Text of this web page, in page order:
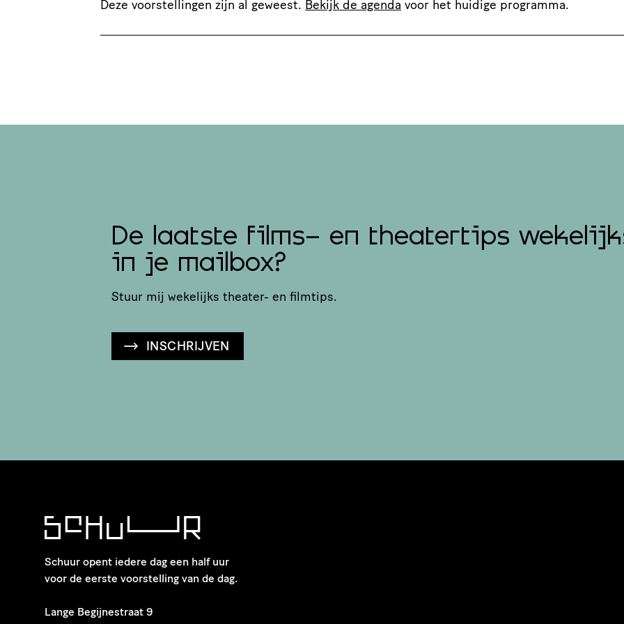
Deze voorstellingen zijn al geweest. Bekijk de agenda voor het huidige programma.
De laatste films- en theatertips
in je mailbox?
Stuur mij wekelijks theater- en filmtips.
INSCHRIJVEN
Schuur opent iedere dag een half uur
voor de eerste voorstelling van de dag.
​Lange Begijnestraat 9